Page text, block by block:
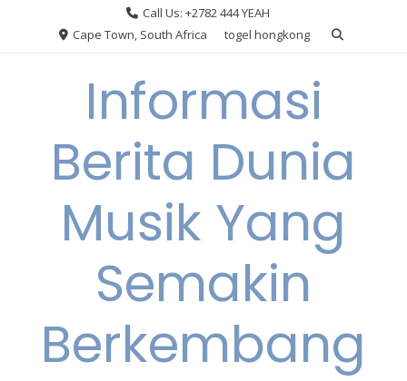
Call Us: +2782 444 YEAH
Cape Town, South Africa
togel hongkong
Informasi
Berita Dunia
Musik Yang
Semakin
Berkembang